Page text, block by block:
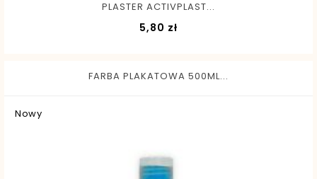
PLASTER ACTIVPLAST...
5,80 złCena
FARBA PLAKATOWA 500ML...
Nowy